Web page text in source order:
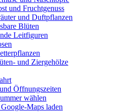
und Fruchtgenuss
und Duftpflanzen
Blüten
Leitfiguren
und Ziergehölze
Öffnungszeiten
wählen
Maps laden